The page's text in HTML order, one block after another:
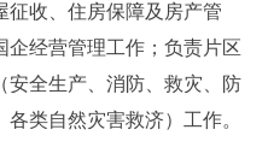
征收、住房保障及 房产管
企经营管理工作； 负责片区
（安全生产、 消防
救灾、防
各类自然灾害救济） 工作。